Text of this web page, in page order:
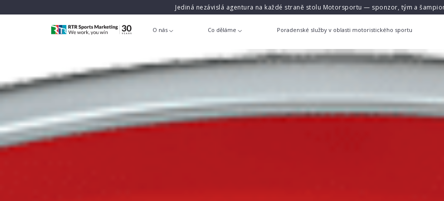
Jediná nezávislá agentura na každé straně stolu Motorsportu — sponzor, tým a
O nás Co děláme Poradenské služby v oblasti motoristického sportu